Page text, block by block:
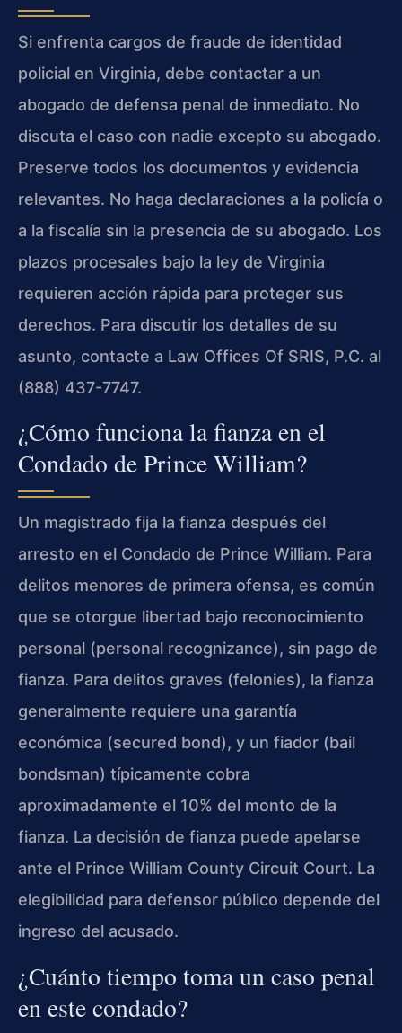
Si enfrenta cargos de fraude de identidad
policial en Virginia, debe contactar a un
abogado de defensa penal de inmediato. No
discuta el caso con nadie excepto su abogado.
Preserve todos los documentos y evidencia
relevantes. No haga declaraciones a la policía o
a la fiscalía sin la presencia de su abogado. Los
plazos procesales bajo la ley de Virginia
requieren acción rápida para proteger sus
derechos. Para discutir los detalles de su
asunto, contacte a Law Offices Of SRIS, P.C. al
(888) 437-7747.
¿Cómo funciona la fianza en el
Condado de Prince William?
Un magistrado fija la fianza después del
arresto en el Condado de Prince William. Para
delitos menores de primera ofensa, es común
que se otorgue libertad bajo reconocimiento
personal (personal recognizance), sin pago de
fianza. Para delitos graves (felonies), la fianza
generalmente requiere una garantía
económica (secured bond), y un fiador (bail
bondsman) típicamente cobra
aproximadamente el 10% del monto de la
fianza. La decisión de fianza puede apelarse
ante el Prince William County Circuit Court. La
elegibilidad para defensor público depende del
ingreso del acusado.
¿Cuánto tiempo toma un caso penal
en este condado?